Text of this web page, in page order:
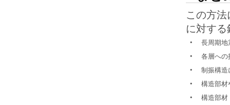
この方
に対す
・
長周期地
・ 各層への
・ 制振構造
・ 構造部材
・ 構造部材